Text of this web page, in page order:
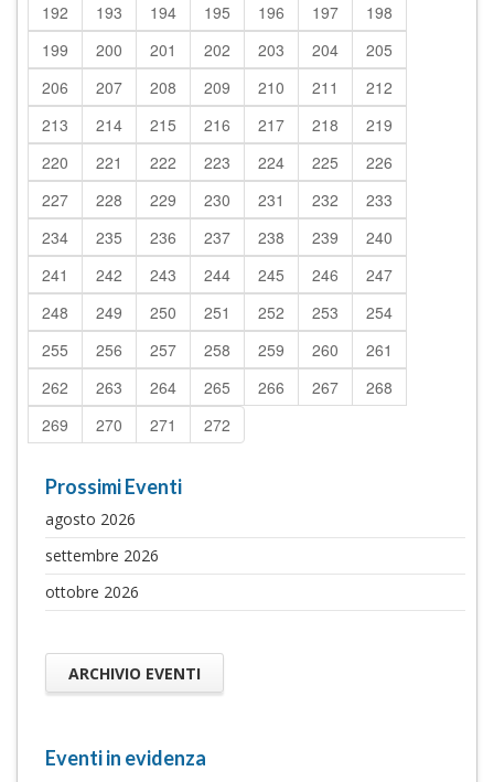
192
193 194 195 196 197
198
199
200 201 202 203 204
205
206
207 208 209 210 211
212
213
214 215 216 217 218
219
220
221 222 223 224 225
226
227
228 229 230 231 232
233
234
235 236 237 238 239
240
241
242 243 244 245 246
247
248
249 250 251 252 253
254
255
256 257 258 259 260
261
262
263 264 265 266 267
268
269
270 271 272
Prossimi Eventi
agosto 2026
settembre 2026
ottobre 2026
ARCHIVIO EVENTI
Eventi in evidenza